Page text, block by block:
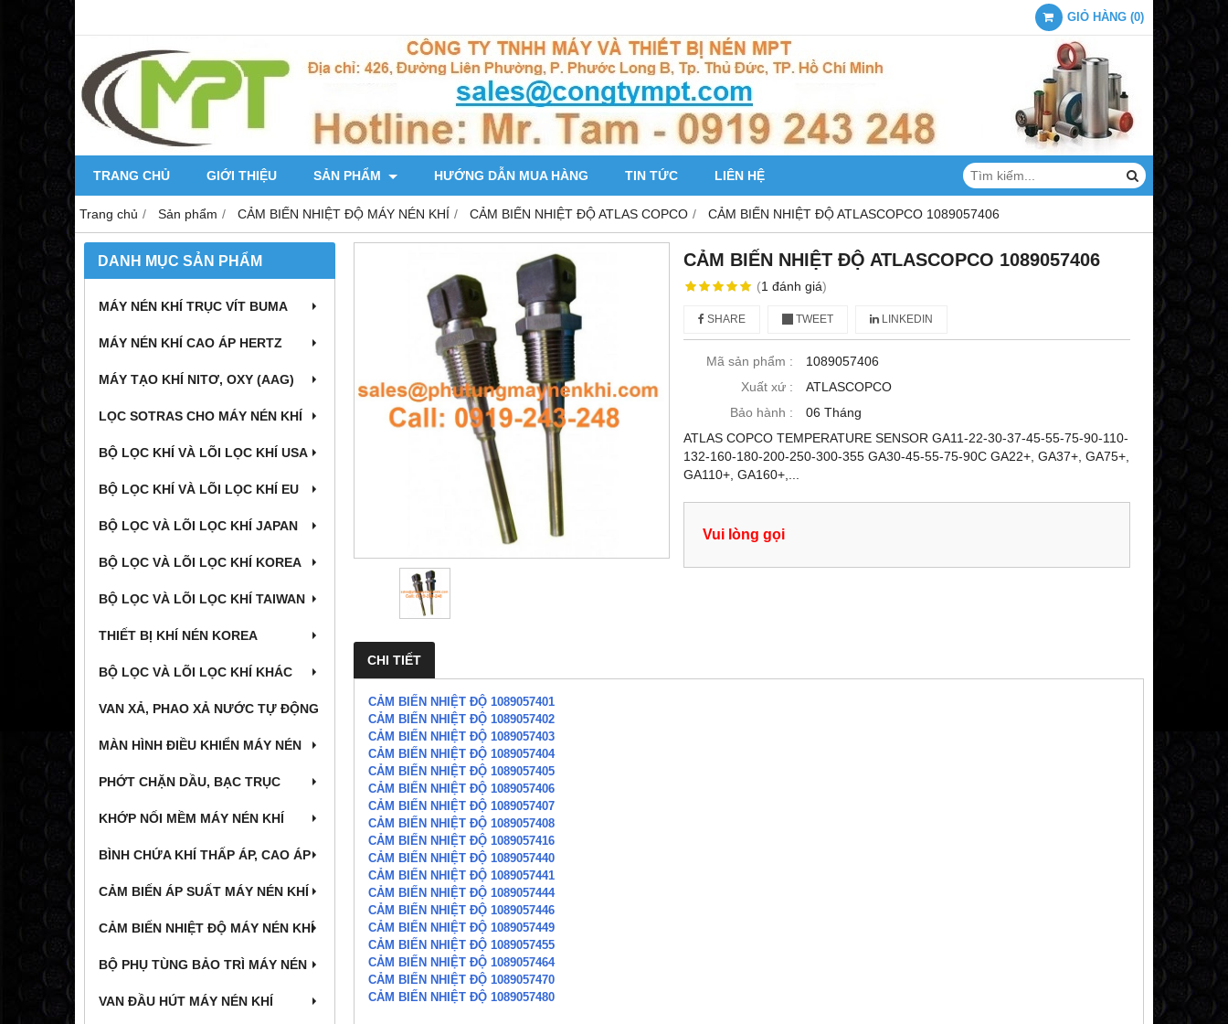
GIỎ HÀNG (0)
TRANG CHỦ GIỚI THIỆU SẢN PHẨM HƯỚNG DẪN MUA HÀNG TIN TỨC LIÊN HỆ
Trang chủ Sản phẩm CẢM BIẾN NHIỆT ĐỘ MÁY NÉN KHÍ CẢM BIẾN NHIỆT ĐỘ ATLAS COPCO CẢM BIẾN NHIỆT ĐỘ ATLASCOPCO 1089057406
DANH MỤC SẢN PHẨM
MÁY NÉN KHÍ TRỤC VÍT BUMA
MÁY NÉN KHÍ CAO ÁP HERTZ
MÁY TẠO KHÍ NITƠ, OXY (AAG)
LỌC SOTRAS CHO MÁY NÉN KHÍ
BỘ LỌC KHÍ VÀ LÕI LỌC KHÍ USA
BỘ LỌC KHÍ VÀ LÕI LỌC KHÍ EU
BỘ LỌC VÀ LÕI LỌC KHÍ JAPAN
BỘ LỌC VÀ LÕI LỌC KHÍ KOREA
BỘ LỌC VÀ LÕI LỌC KHÍ TAIWAN
THIẾT BỊ KHÍ NÉN KOREA
BỘ LỌC VÀ LÕI LỌC KHÍ KHÁC
VAN XẢ, PHAO XẢ NƯỚC TỰ ĐỘNG
MÀN HÌNH ĐIỀU KHIỂN MÁY NÉN
PHỚT CHẶN DẦU, BẠC TRỤC
KHỚP NỐI MỀM MÁY NÉN KHÍ
BÌNH CHỨA KHÍ THẤP ÁP, CAO ÁP
CẢM BIẾN ÁP SUẤT MÁY NÉN KHÍ
CẢM BIẾN NHIỆT ĐỘ MÁY NÉN KHÍ
BỘ PHỤ TÙNG BẢO TRÌ MÁY NÉN
VAN ĐẦU HÚT MÁY NÉN KHÍ
CẢM BIẾN NHIỆT ĐỘ ATLASCOPCO 1089057406
(1 đánh giá)
SHARE TWEET LINKEDIN
Mã sản phẩm :
1089057406
Xuất xứ :
ATLASCOPCO
Bảo hành :
06 Tháng
ATLAS COPCO TEMPERATURE SENSOR GA11-22-30-37-45-55-75-90-110-
132-160-180-200-250-300-355 GA30-45-55-75-90C GA22+, GA37+, GA75+,
GA110+, GA160+,...
Vui lòng gọi
CHI TIẾT
CẢM BIẾN NHIỆT ĐỘ 1089057401
CẢM BIẾN NHIỆT ĐỘ 1089057402
CẢM BIẾN NHIỆT ĐỘ 1089057403
CẢM BIẾN NHIỆT ĐỘ 1089057404
CẢM BIẾN NHIỆT ĐỘ 1089057405
CẢM BIẾN NHIỆT ĐỘ 1089057406
CẢM BIẾN NHIỆT ĐỘ 1089057407
CẢM BIẾN NHIỆT ĐỘ 1089057408
CẢM BIẾN NHIỆT ĐỘ 1089057416
CẢM BIẾN NHIỆT ĐỘ 1089057440
CẢM BIẾN NHIỆT ĐỘ 1089057441
CẢM BIẾN NHIỆT ĐỘ 1089057444
CẢM BIẾN NHIỆT ĐỘ 1089057446
CẢM BIẾN NHIỆT ĐỘ 1089057449
CẢM BIẾN NHIỆT ĐỘ 1089057455
CẢM BIẾN NHIỆT ĐỘ 1089057464
CẢM BIẾN NHIỆT ĐỘ 1089057470
CẢM BIẾN NHIỆT ĐỘ 1089057480